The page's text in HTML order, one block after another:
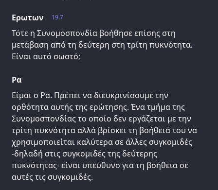
19.7
Ερωτων
Τότε η Συνομοσπονδία βοήθησε επίσης στη
μετάβαση από τη δεύτερη στη τρίτη πυκνότητα.
Είναι αυτό σωστό;
Ρα
Είμαι ο Ρα. Πρέπει να διευκρινίσουμε την
ορθότητα αυτής της ερώτησης. Ένα τμήμα της
Συνομοσπονδίας το οποίο δεν εργάζεται με την
τρίτη πυκνότητα αλλά βρίσκει τη βοήθειά του να
χρησιμοποιείται καλύτερα σε άλλες συγκομιδές
-δηλαδή στις συγκομιδές της δεύτερης
πυκνότητας- είναι υπεύθυνο για τη βοήθεια σε
αυτές τις συγκομιδές.